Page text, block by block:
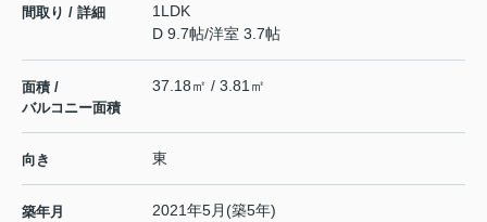
間取り / 詳細
1LDK
D 9.7帖/洋室 3.7帖
面積 /
バルコニー面積
37.18㎡ / 3.81㎡
向き 東
築年月 2021年5月(築5年)